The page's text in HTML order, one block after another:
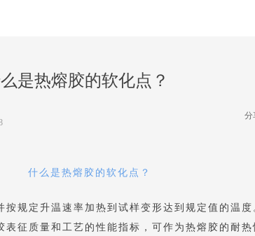
是热熔胶的软化点？
分
什么是热熔胶的软化点？
规定升温速率加热到试样变形达到规定值的温度
征质量和工艺的性能指标，可作为热熔胶的耐热